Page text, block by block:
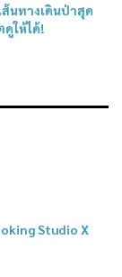
นทางเดินป่าสุด
ให้ได้!
Studio X